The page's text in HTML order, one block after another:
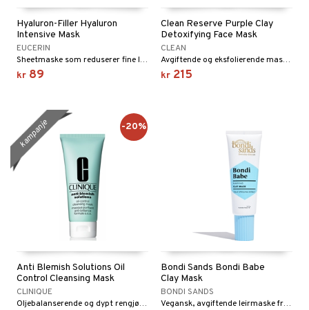
Hyaluron-Filler Hyaluron
Intensive Mask
EUCERIN
Sheetmaske som reduserer fine linjer og gir intensiv fuktighet.
kr 89
Clean Reserve Purple Clay
Detoxifying Face Mask
CLEAN
Avgiftende og eksfolierende maske fra Clean
kr 215
Anti Blemish Solutions Oil
Control Cleansing Mask
CLINIQUE
Oljebalanserende og dypt rengjørende leirbasert maske fra Clinique
kampanje -20%
Bondi Sands Bondi Babe
Clay Mask
BONDI SANDS
Vegansk, avgiftende leirmaske fra Bondi Sands